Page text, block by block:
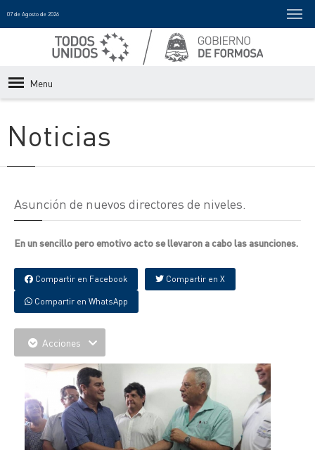
07 de Agosto de 2026
Menu
Noticias
Asunción de nuevos directores de niveles.
En un sencillo pero emotivo acto se llevaron a cabo las asunciones.
Compartir en Facebook Compartir en X
Compartir en WhatsApp
Acciones